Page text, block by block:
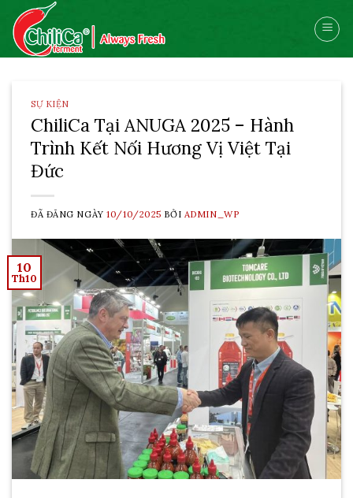
Skip
content
SỰ KIỆN
ChiliCa Tại ANUGA 2025 – Hành
Trình Kết Nối Hương Vị Việt Tại
Đức
ĐÃ ĐĂNG NGÀY10/10/2025 BỞI ADMIN_WP
10
Th10